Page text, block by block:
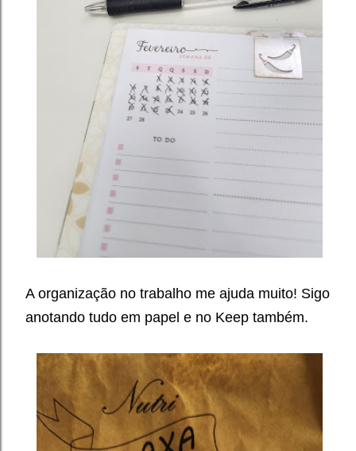
A organização no trabalho me ajuda muito! Sigo
anotando tudo em papel e no Keep também.